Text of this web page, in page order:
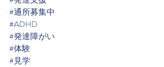
#通所募集中
#ADHD
#発達障がい
#体験
#見学